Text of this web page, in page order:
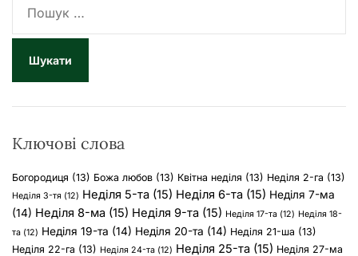
ш
к
Ключові слова
Богородиця (13) Божа любов (13) Квітна неділя (13) Неділя 2-га (13)
Неділя 3-тя (12) Неділя 5-та (15) Неділя 6-та (15) Неділя 7-ма
(14) Неділя 8-ма (15) Неділя 9-та (15) Неділя 17-та (12) Неділя 18-
та (12) Неділя 19-та (14) Неділя 20-та (14) Неділя 21-ша (13)
Неділя 22-га (13) Неділя 24-та (12) Неділя 25-та (15) Неділя 27-ма